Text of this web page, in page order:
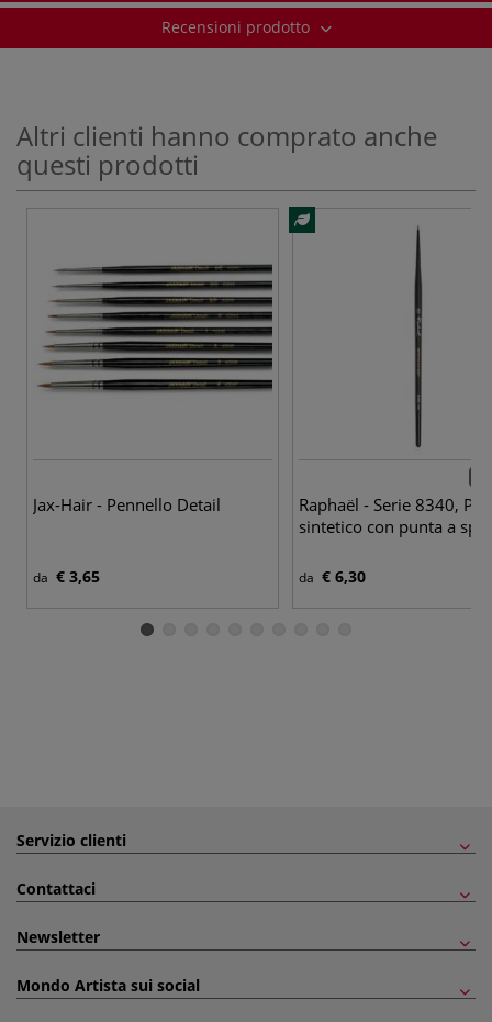
Recensioni prodotto
Altri clienti hanno comprato anche
questi prodotti
Jax-Hair - Pennello Detail
da € 3,65
Raphaël - Serie 8340,
sintetico con punta a
da € 6,30
Servizio clienti
Contattaci
Newsletter
Mondo Artista sui social